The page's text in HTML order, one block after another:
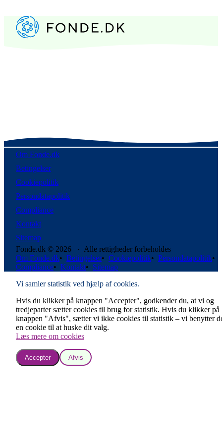
Om Fonde.dk
Betingelser
Cookiepolitik
Persondatapolitik
Compliance
Kontakt
Sitemap
Fonde.dk © 2026 · Alle rettigheder forbeholdes
Om Fonde.dk• Betingelser• Cookiepolitik• Persondatapolitik•
Compliance• Kontakt• Sitemap
Vi samler statistik ved hjælp af cookies.
Hvis du klikker på knappen "Accepter", godkender du, at vi og
tredjeparter sætter cookies til brug for statistik. Hvis du klikker på
knappen "Afvis", sætter vi ikke cookies til statistik – vi benytter
en cookie til at huske dit valg.
Læs mere om cookies
Accepter Afvis